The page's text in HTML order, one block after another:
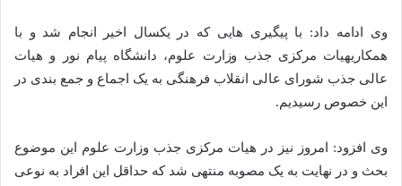
وی ادامه داد: با پیگیری هایی که در یکسال اخیر انجام شد و با
همکاریهیات مرکزی جذب وزارت علوم، دانشگاه پیام نور و هیات
عالی جذب شورای عالی انقلاب فرهنگی به یک اجماع و جمع بندی در
این خصوص رسیدیم.
وی افزود: امروز نیز در هیات مرکزی جذب وزارت علوم این موضوع
بحث و در نهایت به یک مصوبه منتهی شد که حداقل این افراد به نوعی